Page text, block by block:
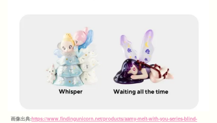
画像出典:https://www.findingunicorn.net/products/aamy-melt-with-you-series-blind-